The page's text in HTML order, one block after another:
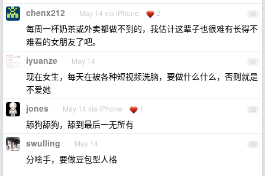
50
chenx212 May 14 via iPhone 2
每周一杯奶茶或外卖都做不到的，我估计这辈子也很难有长得不
难看的女朋友了吧。
51
iyuanze May 14
现在女生，每天在被各种短视频洗脑，要做什么什么，否则就是
不爱她
52
jones May 14 via iPhone 1
舔狗舔狗，舔到最后一无所有
53
swulling May 14
分啥手，要做豆包型人格